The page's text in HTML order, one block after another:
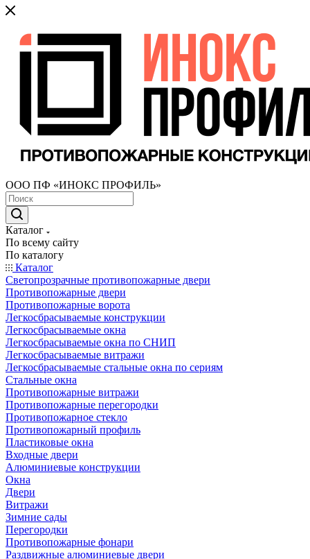
ООО ПФ «ИНОКС ПРОФИЛЬ»
Каталог
По всему сайту
По каталогу
Каталог
Светопрозрачные противопожарные двери
Противопожарные двери
Противопожарные ворота
Легкосбрасываемые конструкции
Легкосбрасываемые окна
Легкосбрасываемые окна по СНИП
Легкосбрасываемые витражи
Легкосбрасываемые стальные окна по сериям
Стальные окна
Противопожарные витражи
Противопожарные перегородки
Противопожарное стекло
Противопожарный профиль
Пластиковые окна
Входные двери
Алюминиевые конструкции
Окна
Двери
Витражи
Зимние сады
Перегородки
Противопожарные фонари
Раздвижные алюминиевые двери